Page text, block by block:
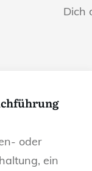
Dich
oder
ein